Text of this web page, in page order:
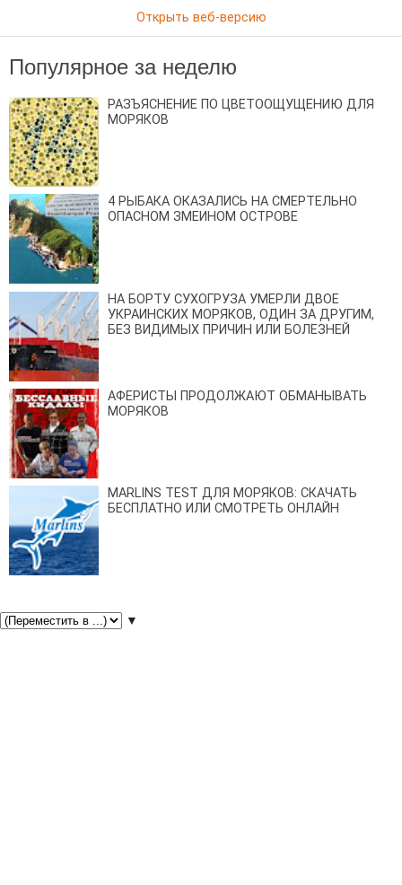
Открыть веб-версию
Популярное за неделю
РАЗЪЯСНЕНИЕ ПО ЦВЕТООЩУЩЕНИЮ ДЛЯ
МОРЯКОВ
4 РЫБАКА ОКАЗАЛИСЬ НА СМЕРТЕЛЬНО
ОПАСНОМ ЗМЕИНОМ ОСТРОВЕ
НА БОРТУ СУХОГРУЗА УМЕРЛИ ДВОЕ
УКРАИНСКИХ МОРЯКОВ, ОДИН ЗА ДРУГИМ,
БЕЗ ВИДИМЫХ ПРИЧИН ИЛИ БОЛЕЗНЕЙ
АФЕРИСТЫ ПРОДОЛЖАЮТ ОБМАНЫВАТЬ
МОРЯКОВ
MARLINS TEST ДЛЯ МОРЯКОВ: СКАЧАТЬ
БЕСПЛАТНО ИЛИ СМОТРЕТЬ ОНЛАЙН
▼